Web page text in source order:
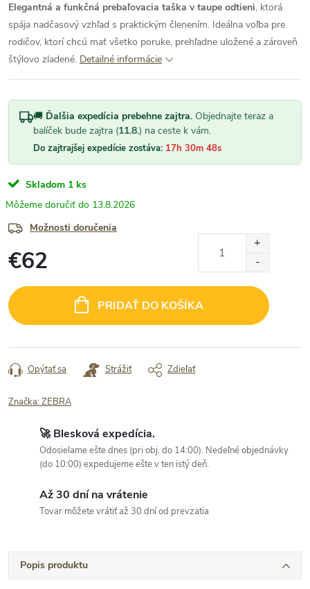
Elegantná a funkčná prebaľovacia taška v taupe odtieni, ktorá
spája nadčasový vzhľad s praktickým členením. Ideálna voľba pre
rodičov, ktorí chcú mať všetko poruke, prehľadne uložené a zároveň
štýlovo zladené. Detailné informácie
🚚 Ďalšia expedícia prebehne zajtra. Objednajte teraz a
balíček bude zajtra (11.8.) na ceste k vám.
Do zajtrajšej expedície zostáva: 17h 30m 47s
Skladom 1 ks
13.8.2026
Možnosti doručenia
€62
cena:
PRIDAŤ DO KOŠÍKA
Opýtať sa Strážiť Zdieľať
Značka:ZEBRA
🚀 Blesková expedícia.
Odosielame ešte dnes (pri obj. do 14:00). Nedeľné objednávky
(do 10:00) expedujeme ešte v ten istý deň.
Až 30 dní na vrátenie
Tovar môžete vrátiť až 30 dní od prevzatia
Popis produktu